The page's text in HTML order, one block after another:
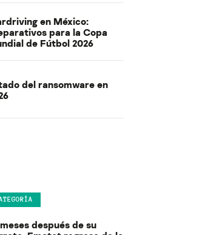
en México:
para la Copa
de Fútbol 2026
del ransomware en
después de su